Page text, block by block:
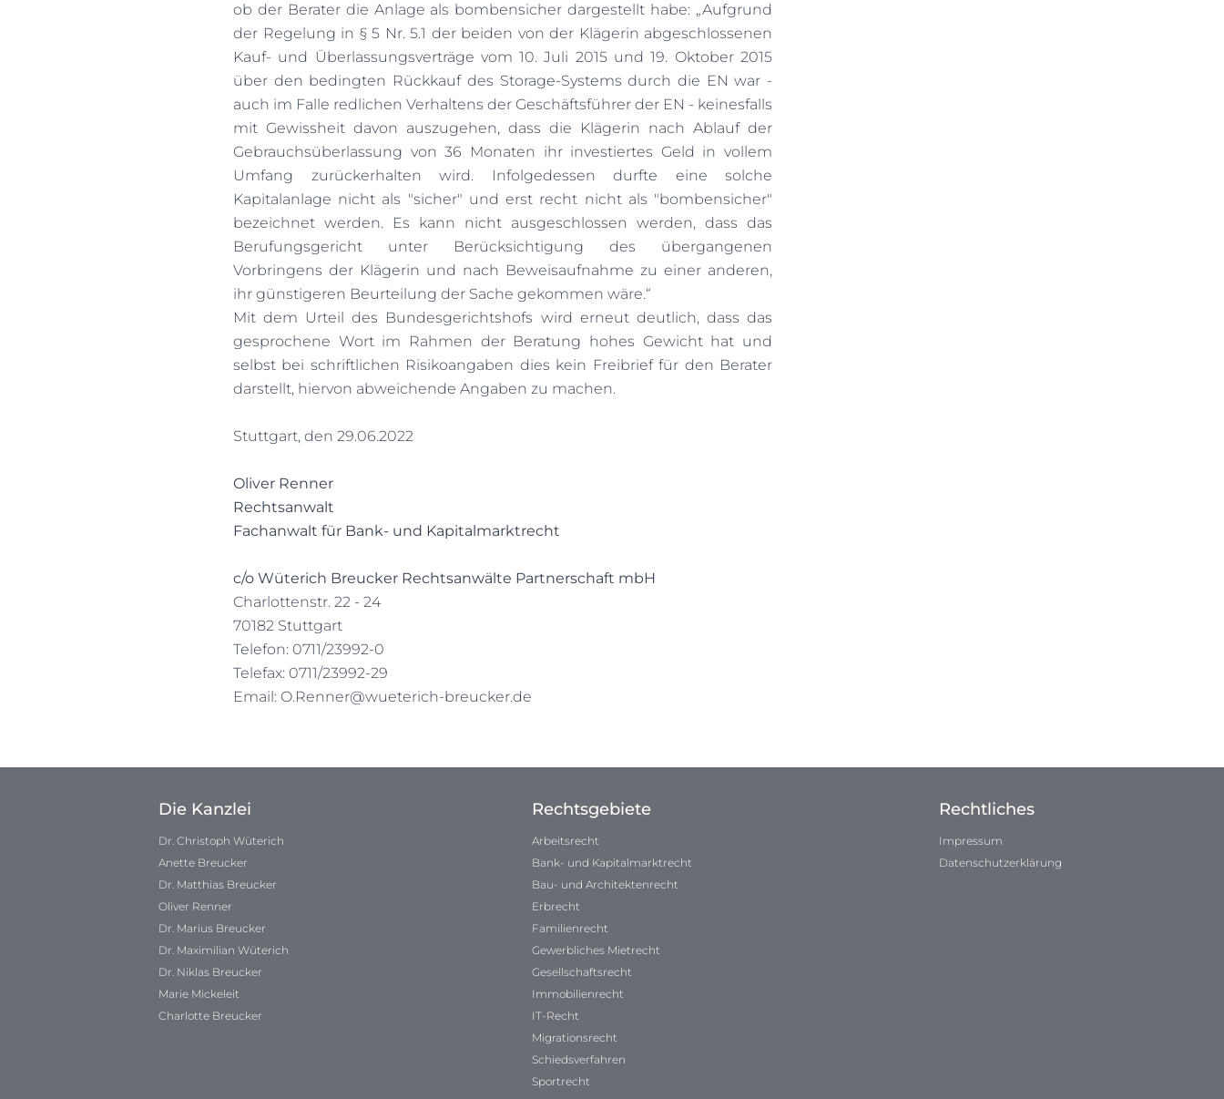
ob der Berater die Anlage als bombensicher dargestellt habe: „Aufgrund
der Regelung in § 5 Nr. 5.1 der beiden von der Klägerin abgeschlossenen
Kauf- und Überlassungsverträge vom 10. Juli 2015 und 19. Oktober 2015
über den bedingten Rückkauf des Storage-Systems durch die EN war -
auch im Falle redlichen Verhaltens der Geschäftsführer der EN - keinesfalls
mit Gewissheit davon auszugehen, dass die Klägerin nach Ablauf der
Gebrauchsüberlassung von 36 Monaten ihr investiertes Geld in vollem
Umfang zurückerhalten wird. Infolgedessen durfte eine solche
Kapitalanlage nicht als "sicher" und erst recht nicht als "bombensicher"
bezeichnet werden. Es kann nicht ausgeschlossen werden, dass das
Berufungsgericht unter Berücksichtigung des übergangenen
Vorbringens der Klägerin und nach Beweisaufnahme zu einer anderen,
ihr günstigeren Beurteilung der Sache gekommen wäre.“
Mit dem Urteil des Bundesgerichtshofs wird erneut deutlich, dass das
gesprochene Wort im Rahmen der Beratung hohes Gewicht hat und
selbst bei schriftlichen Risikoangaben dies kein Freibrief für den Berater
darstellt, hiervon abweichende Angaben zu machen.
Stuttgart, den 29.06.2022
Oliver Renner
Rechtsanwalt
Fachanwalt für Bank- und Kapitalmarktrecht
c/o Wüterich Breucker Rechtsanwälte Partnerschaft mbH
Charlottenstr. 22 - 24
70182 Stuttgart
Telefon: 0711/23992-0
Telefax: 0711/23992-29
Email: O.Renner@wueterich-breucker.de
Die Kanzlei
Dr. Christoph Wüterich
Anette Breucker
Dr. Matthias Breucker
Oliver Renner
Dr. Marius Breucker
Dr. Maximilian Wüterich
Dr. Niklas Breucker
Marie Mickeleit
Charlotte Breucker
Rechtsgebiete
Arbeitsrecht
Bank- und Kapitalmarktrecht
Bau- und Architektenrecht
Erbrecht
Familienrecht
Gewerbliches Mietrecht
Gesellschaftsrecht
Immobilienrecht
IT-Recht
Migrationsrecht
Schiedsverfahren
Sportrecht
Rechtliches
Impressum
Datenschutzerklärung